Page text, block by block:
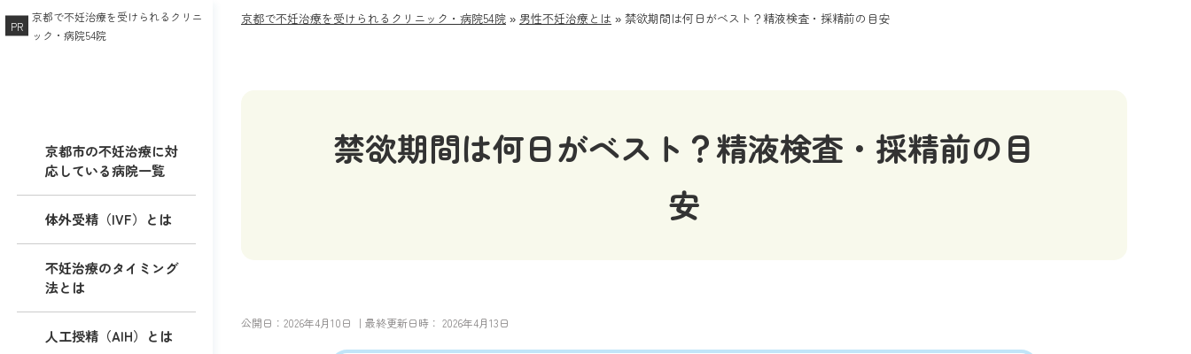
京都で不妊治療を受けられるクリニ
ック・病院54院
京都市の不妊治療に対
応している病院一覧
体外受精（IVF）とは
不妊治療のタイミング
法とは
人工授精（AIH）とは
京都で不妊治療を受けられるクリニック・病院54院 » 男性不妊治療とは » 禁欲期間は何日がベスト？精液検査・採精前の目安
禁欲期間は何日がベスト？精液検査・採精前の目
安
公開日： 2026年4月10日 ｜最終更新日時： 2026年4月13日